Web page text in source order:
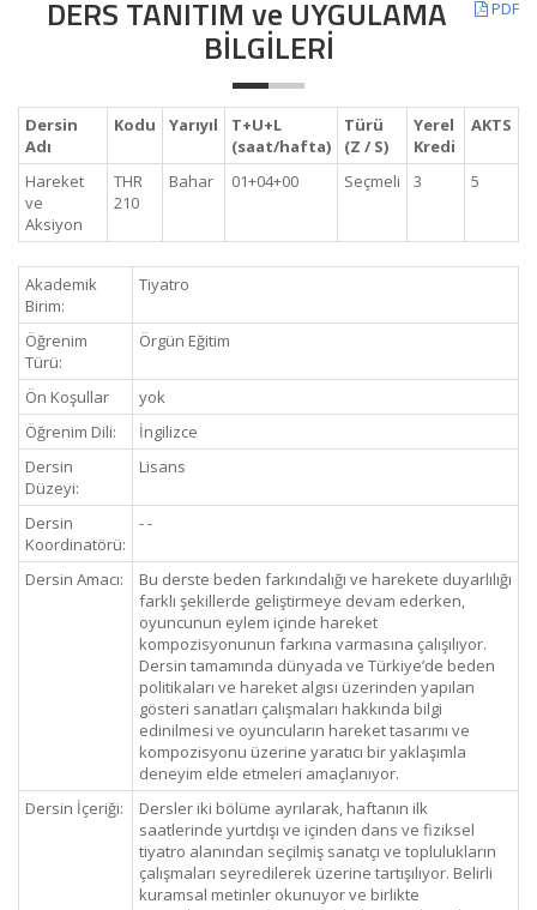
PDF
DERS TANITIM ve UYGULAMA
BİLGİLERİ
Dersin
Adı
Kodu Yarıyıl
T+U+L
(saat/hafta)
Türü
(Z / S)
Yerel
Kredi
AKTS
Hareket
ve
Aksiyon
THR
210
Bahar 01+04+00 Seçmeli 3 5
Akademik
Birim:
Tiyatro
Öğrenim
Türü:
Örgün Eğitim
Ön Koşullar
yok
Öğrenim Dili:
İngilizce
Dersin
Düzeyi:
Lisans
Dersin
Koordinatörü:
- -
Dersin Amacı:
Bu derste beden farkındalığı ve harekete duyarlılığı
farklı şekillerde geliştirmeye devam ederken,
oyuncunun eylem içinde hareket
kompozisyonunun farkına varmasına çalışılıyor.
Dersin tamamında dünyada ve Türkiye’de beden
politikaları ve hareket algısı üzerinden yapılan
gösteri sanatları çalışmaları hakkında bilgi
edinilmesi ve oyuncuların hareket tasarımı ve
kompozisyonu üzerine yaratıcı bir yaklaşımla
deneyim elde etmeleri amaçlanıyor.
Dersin İçeriği:
Dersler iki bölüme ayrılarak, haftanın ilk
saatlerinde yurtdışı ve içinden dans ve fiziksel
tiyatro alanından seçilmiş sanatçı ve toplulukların
çalışmaları seyredilerek üzerine tartışılıyor. Belirli
kuramsal metinler okunuyor ve birlikte